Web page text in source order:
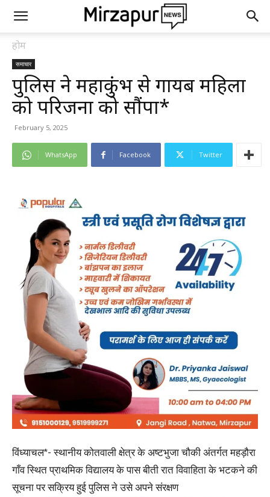
होम
समाचार
पुलिस ने महाकुंभ से गायब महिला
को परिजनों को सौंपा*
February 5, 2025
WhatsApp Facebook Twitter
विंध्याचल*- स्थानीय कोतवाली क्षेत्र के अष्टभुजा चौकी अंतर्गत महड़ौरा
गाँव स्थित प्राथमिक विद्यालय के पास बीती रात विवाहिता के भटकने की
सूचना पर सक्रिय हुई पुलिस ने उसे अपने संरक्षण